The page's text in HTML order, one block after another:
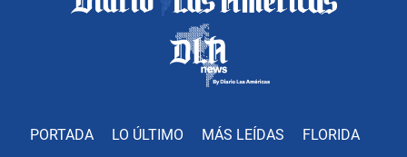
PORTADA LO ÚLTIMO MÁS LEÍDAS FLORIDA